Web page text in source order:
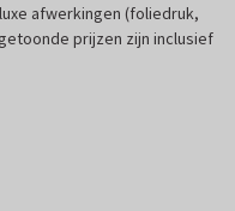
afwerkingen (foliedruk,
prijzen zijn inclusief